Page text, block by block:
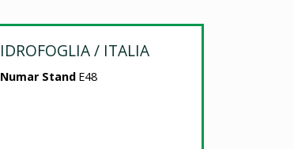
IDROFOGLIA / ITALIA
Numar Stand E48